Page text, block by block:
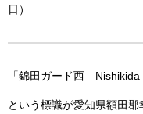
日）
「錦田ガード西 Nishikida
という標識が愛知県額田郡